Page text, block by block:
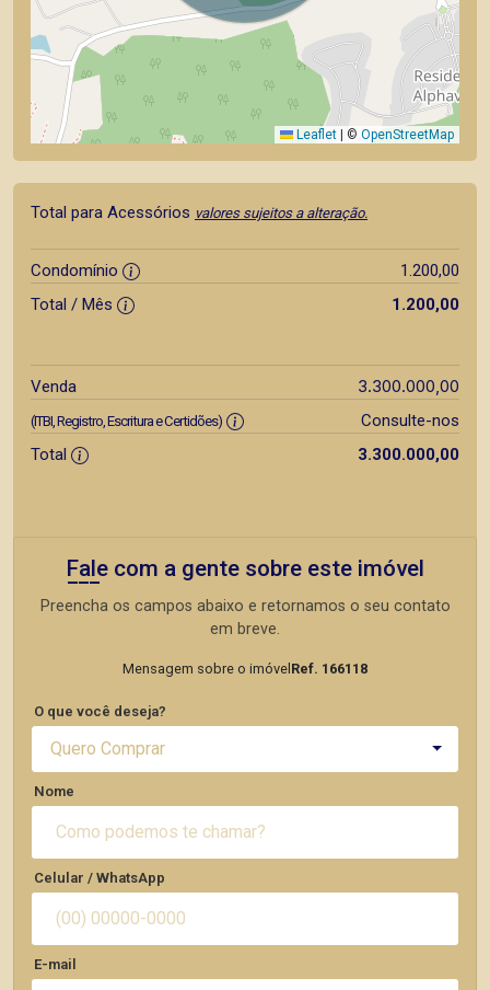
Leaflet © OpenStreetMap
Total para Acessórios valores sujeitos a alteração.
Condomínio
1.200,00
Total / Mês
1.200,00
Venda 3.300.000,00
(ITBI, Registro, Escritura e Certidões)
Consulte-nos
Total
3.300.000,00
Fale com a gente sobre este imóvel
Preencha os campos abaixo e retornamos o seu contato
em breve.
Mensagem sobre o imóvel Ref. 166118
O que você deseja?
Quero Comprar
Nome
Celular / WhatsApp
E-mail